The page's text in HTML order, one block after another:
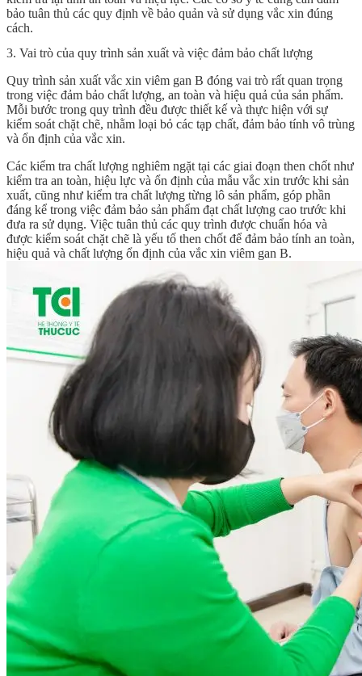
bảo tuân thủ các quy định về bảo quản và sử dụng vắc xin đúng
cách.
3. Vai trò của quy trình sản xuất và việc đảm bảo chất lượng
Quy trình sản xuất vắc xin viêm gan B đóng vai trò rất quan trọng
trong việc đảm bảo chất lượng, an toàn và hiệu quả của sản phẩm.
Mỗi bước trong quy trình đều được thiết kế và thực hiện với sự
kiểm soát chặt chẽ, nhằm loại bỏ các tạp chất, đảm bảo tính vô trùng
và ổn định của vắc xin.
Các kiểm tra chất lượng nghiêm ngặt tại các giai đoạn then chốt như
kiểm tra an toàn, hiệu lực và ổn định của mẫu vắc xin trước khi sản
xuất, cũng như kiểm tra chất lượng từng lô sản phẩm, góp phần
đáng kể trong việc đảm bảo sản phẩm đạt chất lượng cao trước khi
đưa ra sử dụng. Việc tuân thủ các quy trình được chuẩn hóa và
được kiểm soát chặt chẽ là yếu tố then chốt để đảm bảo tính an toàn,
hiệu quả và chất lượng ổn định của vắc xin viêm gan B.